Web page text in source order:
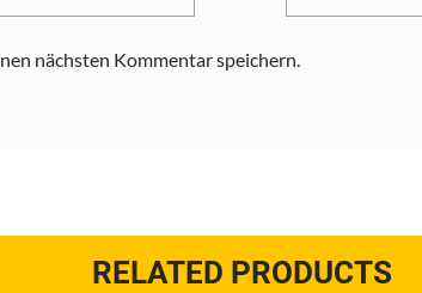
nächsten Kommentar speichern.
RELATED PRODUCTS